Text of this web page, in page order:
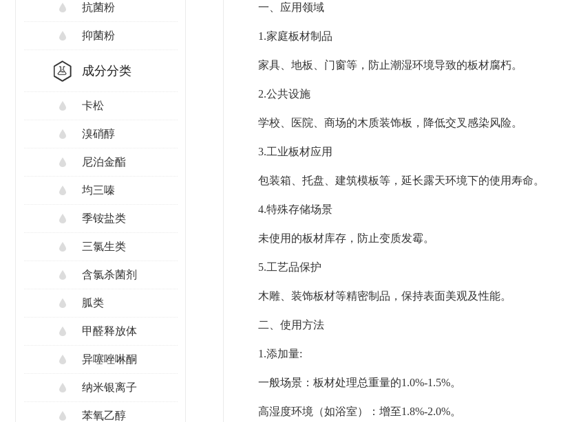
抗菌粉
抑菌粉
成分分类
卡松
溴硝醇
尼泊金酯
均三嗪
季铵盐类
三氯生类
含氯杀菌剂
胍类
甲醛释放体
异噻唑啉酮
纳米银离子
苯氧乙醇
一、应用领域
1.家庭板材制品
家具、地板、门窗等，防止潮湿环境导致的板材腐朽。
2.公共设施
学校、医院、商场的木质装饰板，降低交叉感染风险。
3.工业板材应用
包装箱、托盘、建筑模板等，延长露天环境下的使用寿命。
4.特殊存储场景
未使用的板材库存，防止变质发霉。
5.工艺品保护
木雕、装饰板材等精密制品，保持表面美观及性能。
二、使用方法
1.添加量:
一般场景：板材处理总重量的1.0%-1.5%。
高湿度环境（如浴室）：增至1.8%-2.0%。